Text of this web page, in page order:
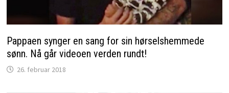
Pappaen synger en sang for sin hørselshemmede
sønn. Nå går videoen verden rundt!
26. februar 2018